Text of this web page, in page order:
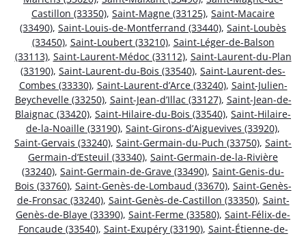
Castillon (33350), Saint-Magne (33125), Saint-Macaire
(33490), Saint-Louis-de-Montferrand (33440), Saint-Loubès
(33450), Saint-Loubert (33210), Saint-Léger-de-Balson
(33113), Saint-Laurent-Médoc (33112), Saint-Laurent-du-Plan
(33190), Saint-Laurent-du-Bois (33540), Saint-Laurent-des-
Combes (33330), Saint-Laurent-d’Arce (33240), Saint-Julien-
Beychevelle (33250), Saint-Jean-d’Illac (33127), Saint-Jean-de-
Blaignac (33420), Saint-Hilaire-du-Bois (33540), Saint-Hilaire-
de-la-Noaille (33190), Saint-Girons-d’Aiguevives (33920),
Saint-Gervais (33240), Saint-Germain-du-Puch (33750), Saint-
Germain-d’Esteuil (33340), Saint-Germain-de-la-Rivière
(33240), Saint-Germain-de-Grave (33490), Saint-Genis-du-
Bois (33760), Saint-Genès-de-Lombaud (33670), Saint-Genès-
de-Fronsac (33240), Saint-Genès-de-Castillon (33350), Saint-
Genès-de-Blaye (33390), Saint-Ferme (33580), Saint-Félix-de-
Foncaude (33540), Saint-Exupéry (33190), Saint-Étienne-de-